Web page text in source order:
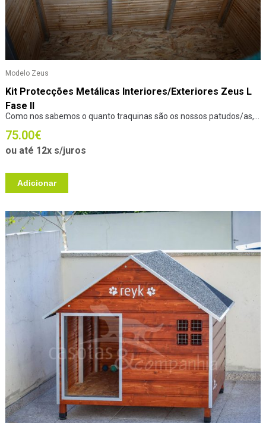
Modelo Zeus
Kit Protecções Metálicas Interiores/Exteriores Zeus L
Fase II
Como nos sabemos o quanto traquinas são os nossos patudos/as,...
75.00€
ou até 12x s/juros
Adicionar